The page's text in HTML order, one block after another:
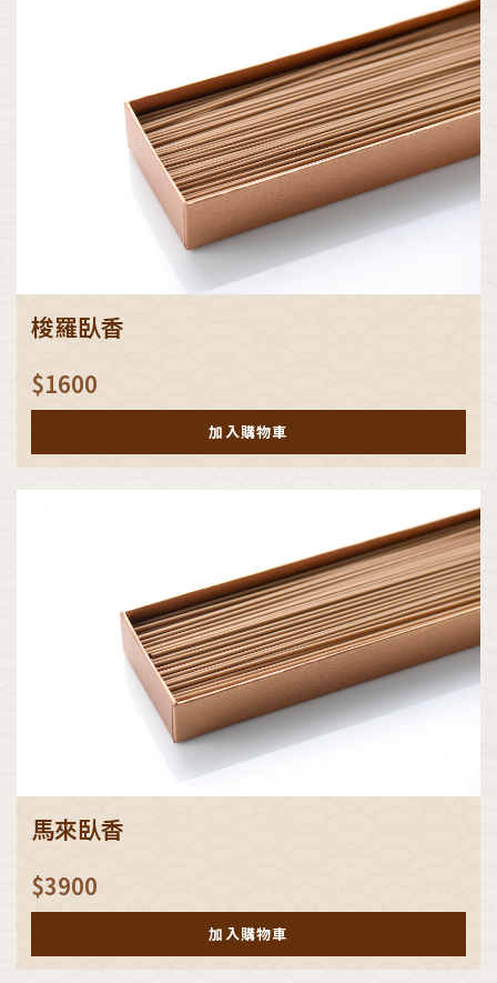
梭羅臥香
$1600
加入購物車
馬來臥香
$3900
加入購物車